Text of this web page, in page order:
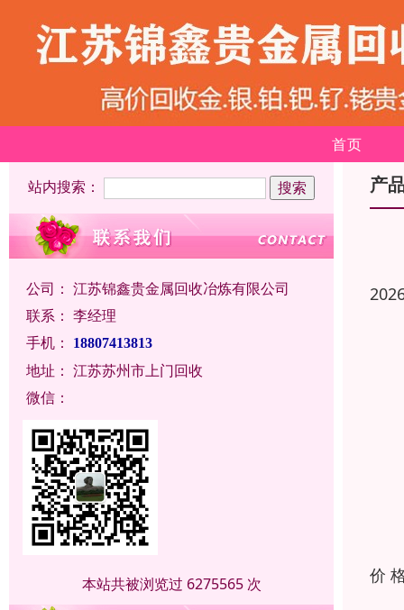
首页
站内搜索：
公司： 江苏锦鑫贵金属回收冶炼有限公司
联系： 李经理
手机：
18807413813
地址： 江苏苏州市上门回收
微信：
本站共被浏览过 6275565 次
产
价